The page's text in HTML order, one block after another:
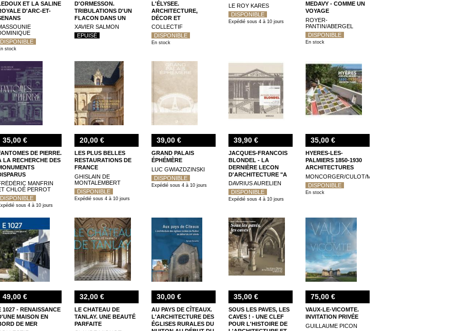
ET LA SALINE
D'ARC-ET-
DISPONIBLE
stock
D'ORMESSON.
TRIBULATIONS D'UN
FLACON DANS UN
SEAU À GLACE
XAVIER SALMON
EPUISÉ
L'ÉLYSEE.
ARCHITECTURE,
DÉCOR ET
AMEUBLEMENT
COLLECTIF
DISPONIBLE
En stock
LE ROY KARES
DISPONIBLE
Expédié sous 4 à 10 jours
MEDAVY - COMME UN
VOYAGE
ROYER-
PANTIN/ABERGEL
DISPONIBLE
En stock
35,00 €
DE PIERRE.
LA RECHERCHE DES
MANFRIN
CHLOÉ PERROT
DISPONIBLE
sous 4 à 10 jours
20,00 €
LES PLUS BELLES
RESTAURATIONS DE
FRANCE
GHISLAIN DE
MONTALEMBERT
DISPONIBLE
Expédié sous 4 à 10 jours
39,00 €
GRAND PALAIS
ÉPHÉMÈRE
LUC GWIAZDZINSKI
DISPONIBLE
Expédié sous 4 à 10 jours
39,90 €
JACQUES-FRANCOIS
BLONDEL - LA
DERNIÈRE LECON
D'ARCHITECTURE "A
LA FRANCAISE"
DAVRIUS AURELIEN
DISPONIBLE
Expédié sous 4 à 10 jours
35,00 €
HYERES-LES-
PALMIERS 1850-1930
ARCHITECTURES
MONCORGER/CULOT/MUS
DISPONIBLE
En stock
49,00 €
1027 - RENAISSANCE
MAISON EN
DE MER
32,00 €
LE CHATEAU DE
TANLAY. UNE BEAUTÉ
PARFAITE
30,00 €
AU PAYS DE CÎTEAUX.
L'ARCHITECTURE DES
ÉGLISES RURALES DU
35,00 €
SOUS LES PAVES, LES
CAVES ! - UNE CLEF
POUR L'HISTOIRE DE
75,00 €
VAUX-LE-VICOMTE.
INVITATION PRIVÉE
GUILLAUME PICON